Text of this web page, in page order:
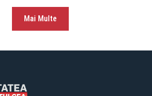
Mai Multe